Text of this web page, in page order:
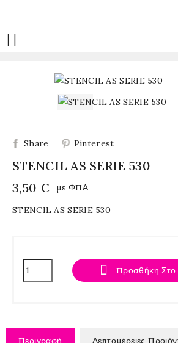

Share Pinterest
STENCIL AS SERIE 530
3,50 €
με ΦΠΑ
STENCIL AS SERIE 530
 Προσθήκη Στο
Περιγραφή Λεπτομέρειες